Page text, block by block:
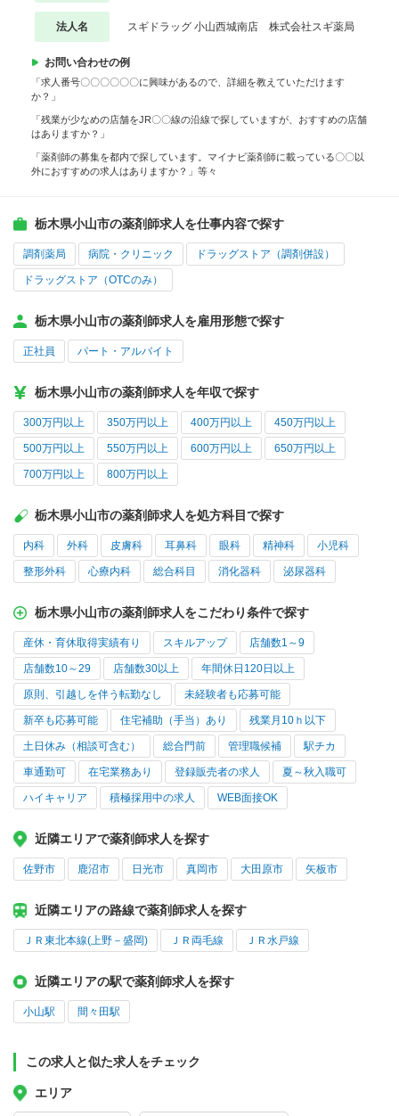
法人名 スギドラッグ 小山西城南店 株式会社スギ薬局
お問い合わせの例
「求人番号〇〇〇〇〇〇に興味があるので、詳細を教えていただけます
か？」
「残業が少なめの店舗をJR〇〇線の沿線で探していますが、おすすめの店舗
はありますか？」
「薬剤師の募集を都内で探しています。マイナビ薬剤師に載っている〇〇以
外におすすめの求人はありますか？」等々
栃木県小山市の薬剤師求人を仕事内容で探す
調剤薬局 病院・クリニック ドラッグストア（調剤併設）
ドラッグストア（OTCのみ）
栃木県小山市の薬剤師求人を雇用形態で探す
正社員 パート・アルバイト
栃木県小山市の薬剤師求人を年収で探す
300万円以上 350万円以上 400万円以上 450万円以上
500万円以上 550万円以上 600万円以上 650万円以上
700万円以上 800万円以上
栃木県小山市の薬剤師求人を処方科目で探す
内科 外科 皮膚科 耳鼻科 眼科 精神科 小児科
整形外科 心療内科 総合科目 消化器科 泌尿器科
栃木県小山市の薬剤師求人をこだわり条件で探す
産休・育休取得実績有り スキルアップ 店舗数1～9
店舗数10～29 店舗数30以上 年間休日120日以上
原則、引越しを伴う転勤なし 未経験者も応募可能
新卒も応募可能 住宅補助（手当）あり 残業月10ｈ以下
土日休み（相談可含む） 総合門前 管理職候補 駅チカ
車通勤可 在宅業務あり 登録販売者の求人 夏～秋入職可
ハイキャリア 積極採用中の求人 WEB面接OK
近隣エリアで薬剤師求人を探す
佐野市 鹿沼市 日光市 真岡市 大田原市 矢板市
近隣エリアの路線で薬剤師求人を探す
ＪＲ東北本線(上野－盛岡) ＪＲ両毛線 ＪＲ水戸線
近隣エリアの駅で薬剤師求人を探す
小山駅 間々田駅
この求人と似た求人をチェック
エリア